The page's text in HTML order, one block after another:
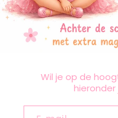
Wil je op de
hieronder